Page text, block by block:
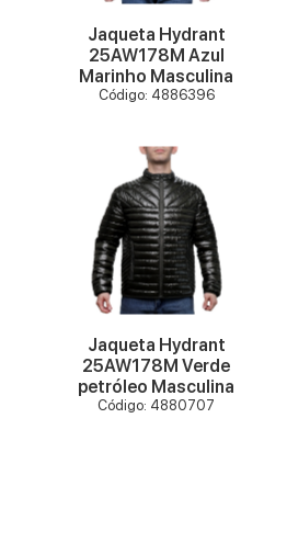
Jaqueta Hydrant
25AW178M Azul
Marinho Masculina
Código: 4886396
VER MAIS
Jaqueta Hydrant
25AW178M Verde
petróleo Masculina
Código: 4880707